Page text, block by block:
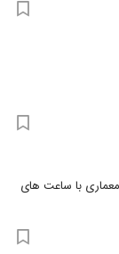
با ساعت های